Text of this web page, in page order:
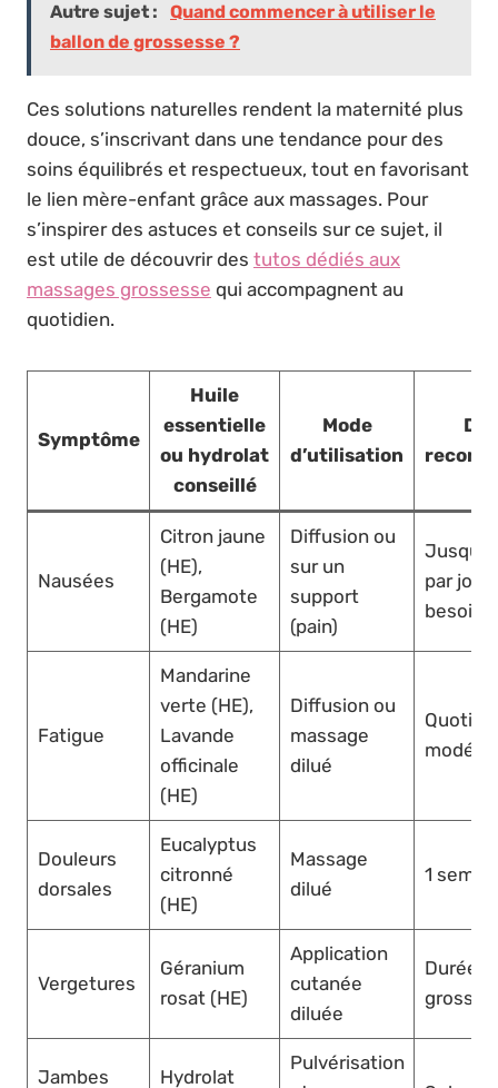
Autre sujet :
Quand commencer à utiliser le
ballon de grossesse ?
Ces solutions naturelles rendent la maternité plus
douce, s’inscrivant dans une tendance pour des
soins équilibrés et respectueux, tout en favorisant
le lien mère-enfant grâce aux massages. Pour
s’inspirer des astuces et conseils sur ce sujet, il
est utile de découvrir des tutos dédiés aux
massages grossesse qui accompagnent au
quotidien.
Symptôme
Huile
essentielle
ou hydrolat
conseillé
Mode
d’utilisation
Nausées
Citron jaune
(HE),
Bergamote
(HE)
Diffusion ou
sur un
support
(pain)
par jour
besoin
Fatigue
Mandarine
verte (HE),
Lavande
officinale
(HE)
Diffusion ou
massage
dilué
modéré
Douleurs
dorsales
Eucalyptus
citronné
(HE)
Massage
dilué
1
Vergetures
Géranium
rosat (HE)
Application
cutanée
diluée
Durée
Jambes
Hydrolat
Pulvérisation